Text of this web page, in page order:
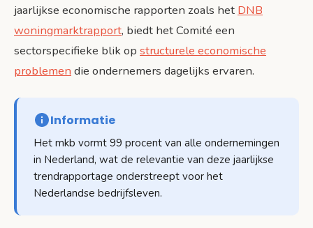
jaarlijkse economische rapporten zoals het DNB
woningmarktrapport, biedt het Comité een
sectorspecifieke blik op structurele economische
problemen die ondernemers dagelijks ervaren.
Informatie
Het mkb vormt 99 procent van alle ondernemingen
in Nederland, wat de relevantie van deze jaarlijkse
trendrapportage onderstreept voor het
Nederlandse bedrijfsleven.